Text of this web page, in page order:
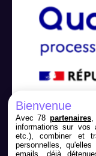
Bienvenue
Avec 78partenaires
informations sur vos
etc.), combiner et
personnelles,
emails, déjà